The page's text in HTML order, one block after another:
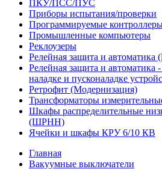
ПКУ/ПСС/ПУС
Приборы испытания/проверки
Программируемые
Промышленные компьютеры
Реклоузеры
Релейная защита и автоматика
Релейная защита и автоматика
наладке и пусконаладке
Ретрофит (Модернизация)
Трансформаторы
Шкафы распределительные
(ШРНН)
Ячейки и шкафы КРУ 6/10 КВ
Главная
Вакуумные выключатели